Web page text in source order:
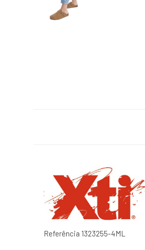
Referência 1323255-4ML